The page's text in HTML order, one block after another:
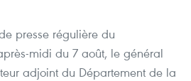
presse régulière du
midi du 7 août, le général
adjoint du Département de la